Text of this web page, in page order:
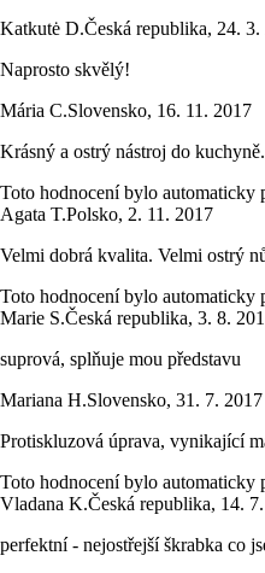
Katkutė D.Česká republika, 24. 3.
Naprosto skvělý!
Mária C.Slovensko, 16. 11. 2017
Krásný a ostrý nástroj do kuchyně.
Toto hodnocení bylo automaticky
Agata T.Polsko, 2. 11. 2017
Velmi dobrá kvalita. Velmi ostrý
Toto hodnocení bylo automaticky
Marie S.Česká republika, 3. 8.
suprová, splňuje mou představu
Mariana H.Slovensko, 31. 7. 2017
Protiskluzová úprava, vynikající
Toto hodnocení bylo automaticky
Vladana K.Česká republika, 14.
perfektní - nejostřejší škrabka co